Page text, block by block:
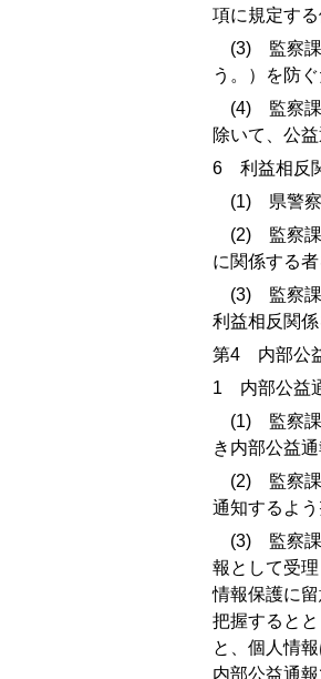
項に規定す
(3) 監察課
う。）を防
(4) 監察課
除いて、公
6 利益相反
(1) 県警察
(2) 監察課
に関係する
(3) 監察課
利益相反関
第4 内部公
1 内部公益
(1) 監察課
き内部公益
(2) 監察課
通知するよう
(3) 監察課
報として受
情報保護に
把握すると
と、個人情
内部公益通